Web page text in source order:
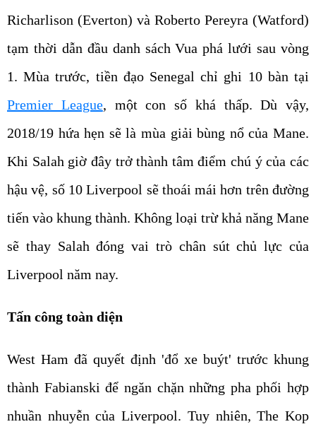
Richarlison (Everton) và Roberto Pereyra (Watford)
tạm thời dẫn đầu danh sách Vua phá lưới sau vòng
1. Mùa trước, tiền đạo Senegal chỉ ghi 10 bàn tại
Premier League, một con số khá thấp. Dù vậy,
2018/19 hứa hẹn sẽ là mùa giải bùng nổ của Mane.
Khi Salah giờ đây trở thành tâm điểm chú ý của các
hậu vệ, số 10 Liverpool sẽ thoái mái hơn trên đường
tiến vào khung thành. Không loại trừ khả năng Mane
sẽ thay Salah đóng vai trò chân sút chủ lực của
Liverpool năm nay.
Tấn công toàn diện
West Ham đã quyết định 'đổ xe buýt' trước khung
thành Fabianski để ngăn chặn những pha phối hợp
nhuần nhuyễn của Liverpool. Tuy nhiên, The Kop